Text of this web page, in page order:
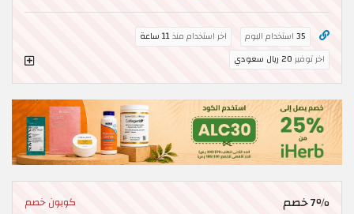
35 استخدام اليوم اخر استخدام منذ11 ساعة
اخر توفير 20 ريال سعودي
7٪ خصم كوبون خصم